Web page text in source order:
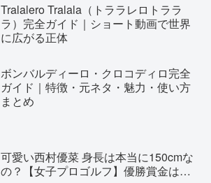
Tralalero Tralala（トララレロトララ
ラ）完全ガイド｜ショート動画で世界
に広がる正体
ボンバルディーロ・クロコディロ完全
ガイド｜特徴・元ネタ・魅力・使い方
まとめ
可愛い西村優菜 身長は本当に150cmな
の？【女子プロゴルフ】優勝賞金は…